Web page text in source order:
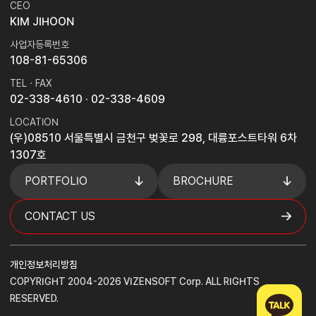
CEO
KIM JIHOON
사업자등록번호
108-81-65306
TEL · FAX
02-338-4610 · 02-338-4609
LOCATION
(우)08510 서울특별시 금천구 벚꽃로 298, 대륭포스트타워 6차
1307호
PORTFOLIO
BROCHURE
CONTACT US
개인정보처리방침
COPYRIGHT 2004-2026 VIZENSOFT Corp. ALL RIGHTS
RESERVED.